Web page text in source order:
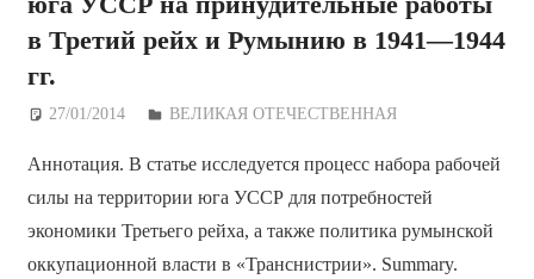
в Третий рейх и Румынию в 1941—1944
гг.
27/01/2014 Дежурный по Редакции
ВЕЛИКАЯ ОТЕЧЕСТВЕННАЯ
Аннотация. В статье исследуется процесс набора рабочей
силы на территории юга УССР для потребностей
экономики Третьего рейха, а также политика румынской
оккупационной власти в «Транснистрии». Summary.